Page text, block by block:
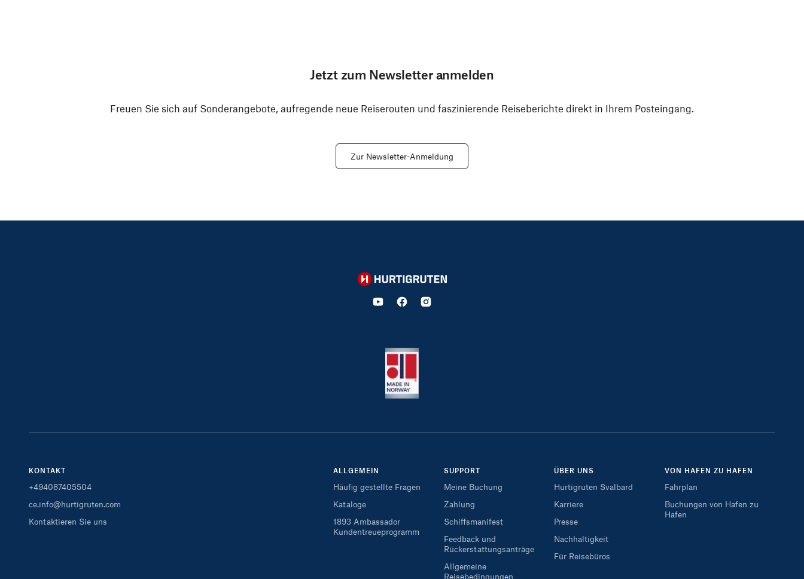
Jetzt zum Newsletter anmelden
Freuen Sie sich auf Sonderangebote, aufregende neue Reiserouten und faszinierende Reiseberichte direkt in Ihrem Posteingang.
Zur Newsletter-Anmeldung
Hurtigruten
KONTAKT
+494087405504
ce.info@hurtigruten.com
Kontaktieren Sie uns
ALLGEMEIN
Häufig gestellte Fragen
Kataloge
1893 Ambassador
Kundentreueprogramm
SUPPORT
Meine Buchung
Zahlung
Schiffsmanifest
Feedback und
Rückerstattungsanträge
Allgemeine
Reisebedingungen
ÜBER UNS
Hurtigruten Svalbard
Karriere
Presse
Nachhaltigkeit
Für Reisebüros
VON HAFEN ZU HAFEN
Fahrplan
Buchungen von Hafen zu
Hafen